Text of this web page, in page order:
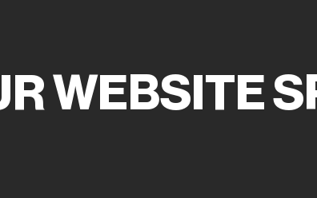
WEBSITE